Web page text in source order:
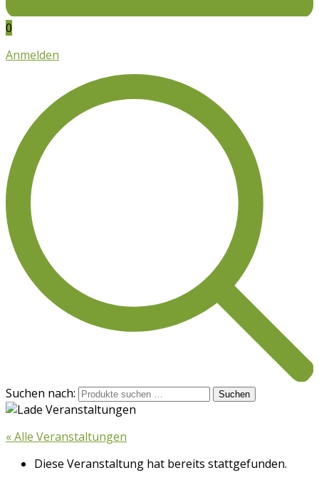
0
Anmelden
Suchen nach: Suchen
« Alle Veranstaltungen
Diese Veranstaltung hat bereits stattgefunden.